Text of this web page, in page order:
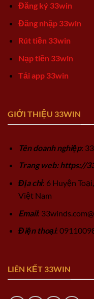
Đăng ký 33win
Đăng nhập 33win
Rút tiền 33win
Nạp tiền 33win
Tải app 33win
GIỚI THIỆU 33WIN
Tên doanh nghiệp:
Trang web: https://
Địa chỉ: 6 Huyện
Việt Nam
Email:
Điện thoại:
LIÊN KẾT 33WIN